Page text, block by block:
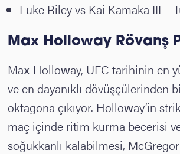
Luke Riley vs Kai Kamaka III –
Max HollowayRövanş
Max Holloway, UFC tarihinin en
ve en dayanıklı dövüşçülerinden
oktagona çıkıyor. Holloway’in
maç içinde ritim kurma becerisi
soğukkanlı kalabilmesi, McGregor